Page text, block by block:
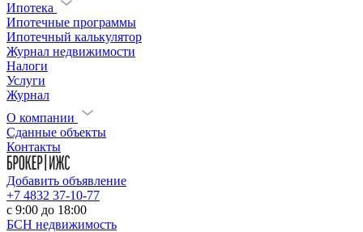
Ипотека
Ипотечные программы
Ипотечный калькулятор
Журнал недвижимости
Налоги
Услуги
Журнал
О компании
Сданные объекты
Контакты
Добавить объявление
+7 4832 37-10-77
c 9:00 до 18:00
БСН недвижимость